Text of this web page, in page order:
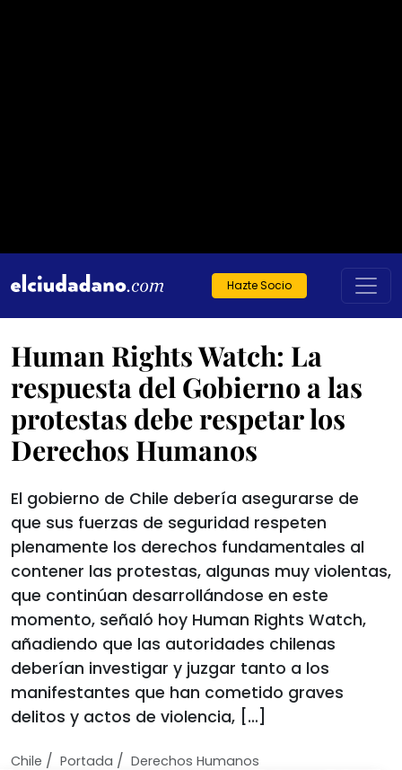
Hazte Socio
Human Rights Watch: La
respuesta del Gobierno a las
protestas debe respetar los
Derechos Humanos
El gobierno de Chile debería asegurarse de
que sus fuerzas de seguridad respeten
plenamente los derechos fundamentales al
contener las protestas, algunas muy violentas,
que continúan desarrollándose en este
momento, señaló hoy Human Rights Watch,
añadiendo que las autoridades chilenas
deberían investigar y juzgar tanto a los
manifestantes que han cometido graves
delitos y actos de violencia, […]
Chile / Portada / Derechos Humanos